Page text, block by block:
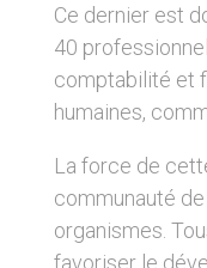
Ce dernier est
40
comptabilité et
humaines,
La force de
communauté
organismes.
favoriser le